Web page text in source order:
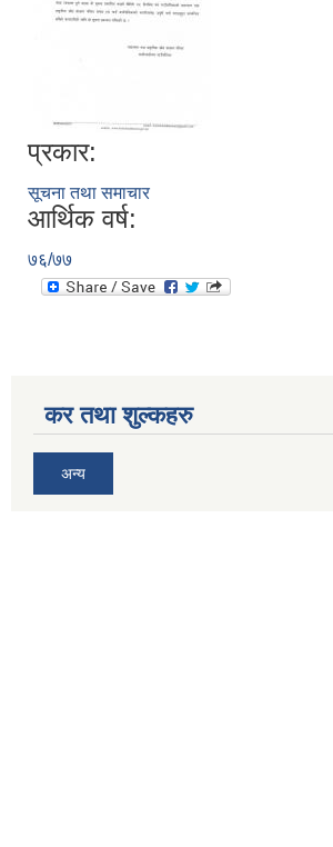
प्रकार:
सूचना तथा समाचार
आर्थिक वर्ष:
७६/७७
कर तथा शुल्कहरु
अन्य